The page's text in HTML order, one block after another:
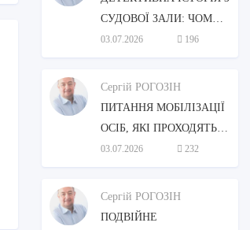
ДОГЛЯДУ?
СУДОВОЇ ЗАЛИ: ЧОМУ
ПОЛІЦІЮ “СПІЙМАЛИ
НА ПОМИЛЦІ”?
03.07.2026 196
Сергій РОГОЗІН
ПИТАННЯ МОБІЛІЗАЦІЇ
ОСІБ, ЯКІ ПРОХОДЯТЬ
ЗАМІСНУ
ПІДТРИМУВАЛЬНУ
ТЕРАПІЮ (ЗПТ)
03.07.2026 232
Сергій РОГОЗІН
ПОДВІЙНЕ